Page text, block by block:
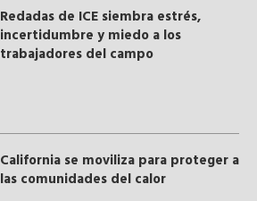
​Redadas de ICE siembra estrés,
incertidumbre y miedo a los
trabajadores del campo
California se moviliza para proteger a
las comunidades del calor